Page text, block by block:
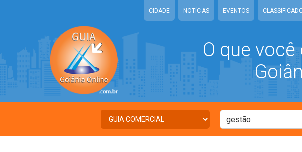
CIDADE NOTÍCIAS EVENTOS
O que